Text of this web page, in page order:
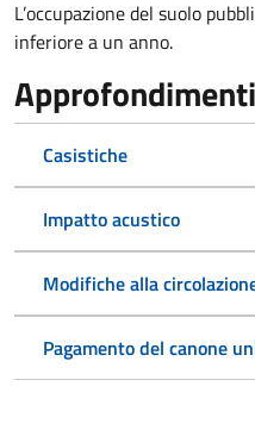
L’occupazione del suolo
inferiore a un anno.
Approfondimenti
Casistiche
Impatto acustico
Modifiche alla
Pagamento del canone